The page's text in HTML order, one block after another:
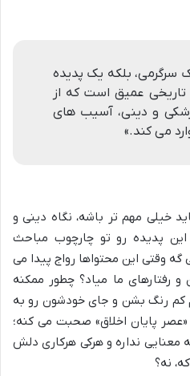
سرگرمی، بلکه یک پدیده
عمیق است که از
و دینی، آسیب های
می کند.»
خیلی مهم تر باشه، نگاه دینی و
پدیده رو تو چارچوب مباحث
وقتی این محتواها رواج پیدا می
و رفتارهای ما میاد؟ چطور ممکنه
کم رنگ بشن و جای خودشون رو به
پایان اخلاق» صحبت می کنه؛
نداره و هرکی هرکاری دلش
نه؟